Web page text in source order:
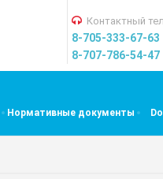
Нормативные документы
Контактный
8-705-333-67-63
8-707-786-54-47